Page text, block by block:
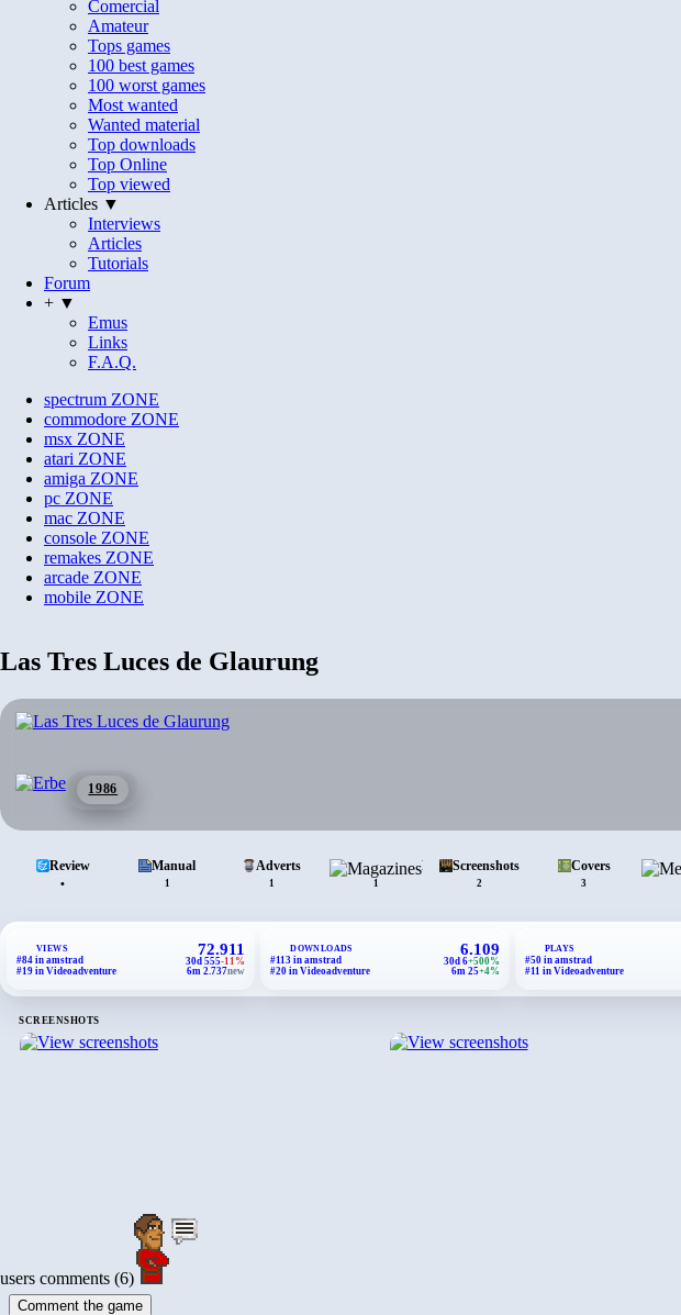
Comercial
Amateur
Tops games
100 best games
100 worst games
Most wanted
Wanted material
Top downloads
Top Online
Top viewed
Articles ▼
Interviews
Articles
Tutorials
Forum
+ ▼
Emus
Links
F.A.Q.
spectrum ZONE
commodore ZONE
msx ZONE
atari ZONE
amiga ZONE
pc ZONE
mac ZONE
console ZONE
remakes ZONE
arcade ZONE
mobile ZONE
Las Tres Luces de Glaurung
1986
Review
•
Manual
1
Adverts
1
Magazines
1
Screenshots
2
Covers
3
VIEWS
#84 in amstrad
#19 in Videoadventure
72.911
30d 555-11%
6m 2.737new
DOWNLOADS
#113 in amstrad
#20 in Videoadventure
6.109
30d 6+500%
6m 25+4%
PLAYS
#50 in amstrad
#11 in Videoadventure
SCREENSHOTS
users comments (6)
Comment the game